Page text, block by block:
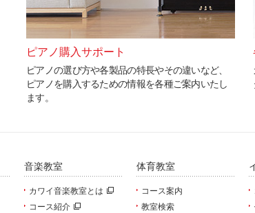
ピアノ購入サポート
ピアノの選び方や各製品の特長やその違いなど、
ピアノを購入するための情報を各種ご案内いたし
ます。
音楽教室
カワイ音楽教室とは
コース紹介
体育教室
コース案内
教室検索